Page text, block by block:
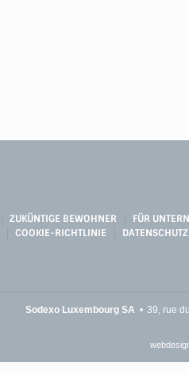
ZUKÜNTIGE BEWOHNER
FÜR
COOKIE-RICHTLINIE
Sodexo Luxembourg SA 39, rue